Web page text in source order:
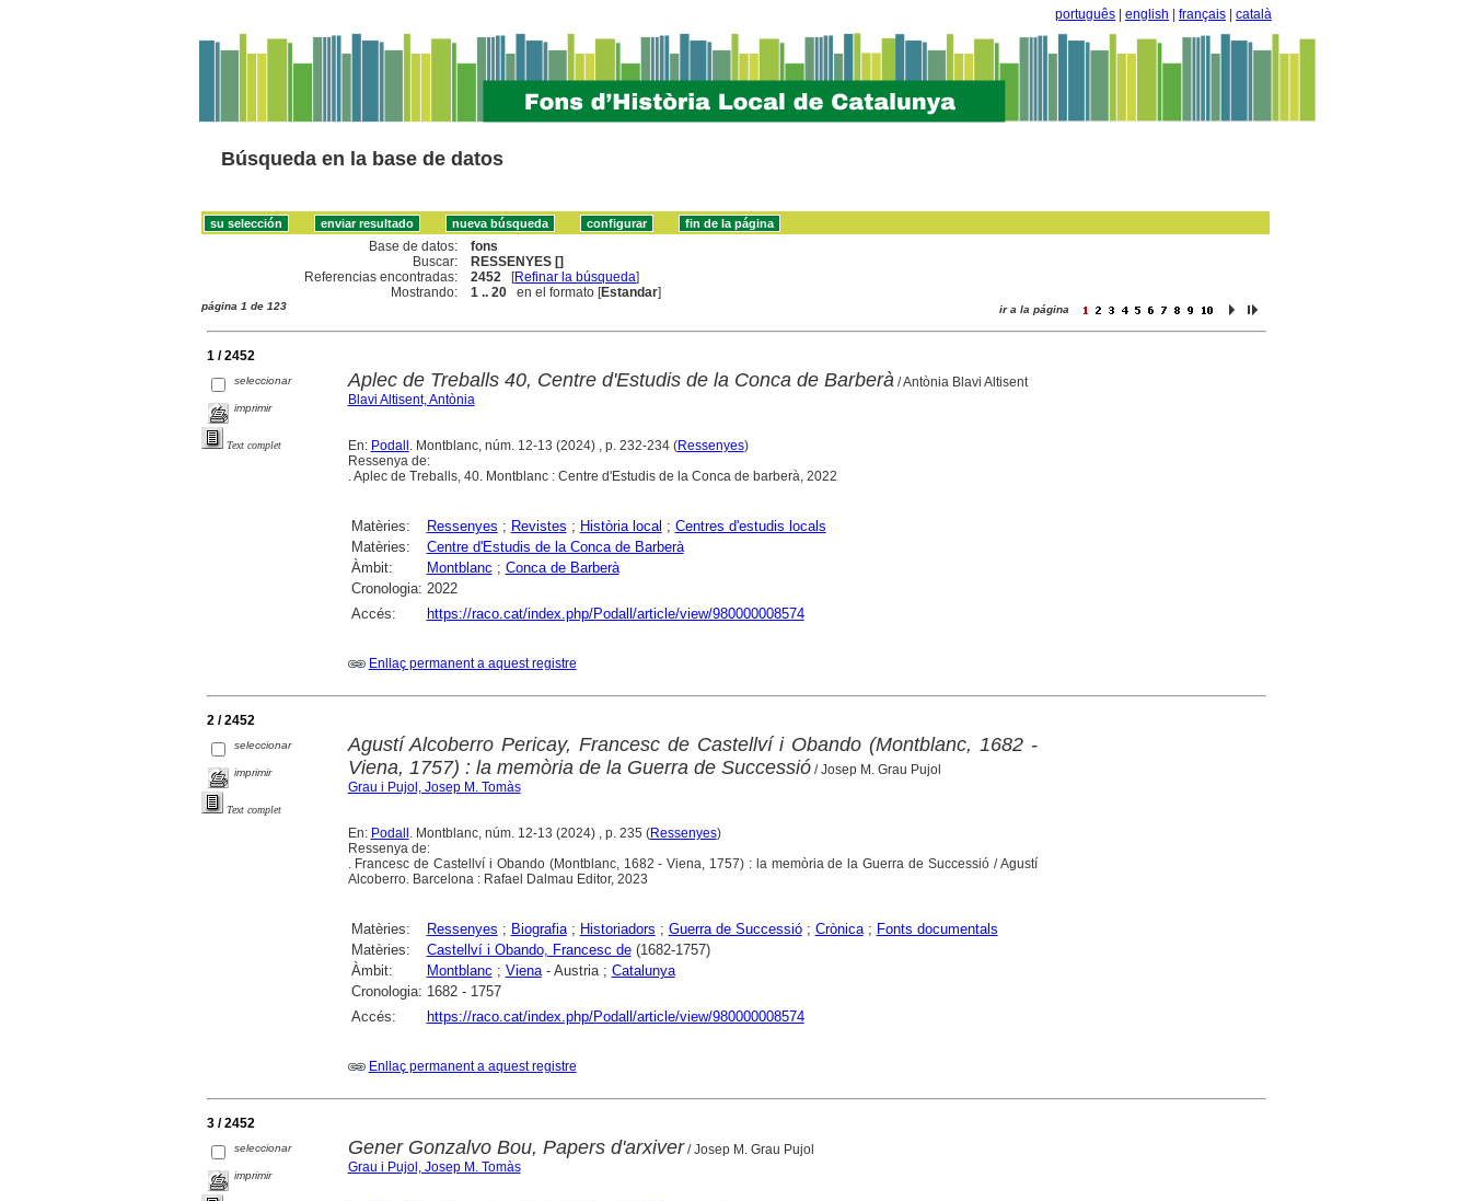
português english français català
Búsqueda en la base de datos
Base de datos:
fons
Buscar:
RESSENYES []
Referencias encontradas:
2452 [Refinar la búsqueda]
Mostrando:
1 .. 20 en el formato [Estandar]
página 1 de 123 ir a la página
1 / 2452
seleccionar
imprimir
Text complet
Aplec de Treballs 40, Centre d'Estudis de la Conca de Barberà/ Antònia Blavi Altisent
Blavi Altisent, Antònia
En: Podall. Montblanc, núm. 12-13 (2024) , p. 232-234 (Ressenyes)
Ressenya de:
. Aplec de Treballs, 40. Montblanc : Centre d'Estudis de la Conca de barberà, 2022
Matèries: Ressenyes ; Revistes ; Història local ; Centres d'estudis locals
Matèries:
Centre d'Estudis de la Conca de Barberà
Àmbit:
Montblanc ; Conca de Barberà
Cronologia: 2022
Accés:
https://raco.cat/index.php/Podall/article/view/980000008574
Enllaç permanent a aquest registre
2 / 2452
seleccionar
imprimir
Text complet
Agustí Alcoberro Pericay, Francesc de Castellví i Obando (Montblanc, 1682 -
Viena, 1757) : la memòria de la Guerra de Successió/ Josep M. Grau Pujol
Grau i Pujol, Josep M. Tomàs
En: Podall . Montblanc, núm. 12-13 (2024) , p. 235 (Ressenyes)
Ressenya de:
. Francesc de Castellví i Obando (Montblanc, 1682 - Viena, 1757) : la memòria de la Guerra de Successió / Agustí
Alcoberro. Barcelona : Rafael Dalmau Editor, 2023
Matèries: Ressenyes ; Biografia; Historiadors ; Guerra de Successió; Crònica; Fonts documentals
Matèries:
Castellví i Obando, Francesc de(1682-1757)
Àmbit:
Montblanc ; Viena- Austria ; Catalunya
Cronologia: 1682 - 1757
Accés:
https://raco.cat/index.php/Podall/article/view/980000008574
Enllaç permanent a aquest registre
3 / 2452
seleccionar
imprimir
Gener Gonzalvo Bou, Papers d'arxiver/ Josep M. Grau Pujol
Grau i Pujol, Josep M. Tomàs